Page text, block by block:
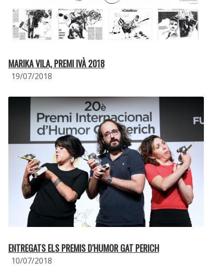
MARIKA VILA, PREMI IVÀ 2018
19/07/2018
ENTREGATS ELS PREMIS D′HUMOR GAT PERICH
10/07/2018